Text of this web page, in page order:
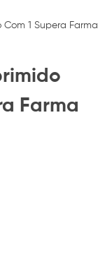
1 Supera Farma
Farma